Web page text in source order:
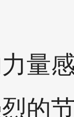
量感
的节